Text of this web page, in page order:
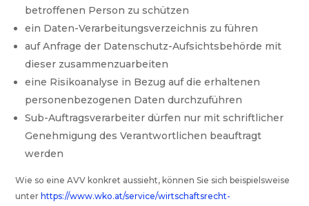
betroffenen Person zu schützen
ein Daten-Verarbeitungsverzeichnis zu führen
auf Anfrage der Datenschutz-Aufsichtsbehörde mit
dieser zusammenzuarbeiten
eine Risikoanalyse in Bezug auf die erhaltenen
personenbezogenen Daten durchzuführen
Sub-Auftragsverarbeiter dürfen nur mit schriftlicher
Genehmigung des Verantwortlichen beauftragt
werden
Wie so eine AVV konkret aussieht, können Sie sich beispielsweise
unter https://www.wko.at/service/wirtschaftsrecht-